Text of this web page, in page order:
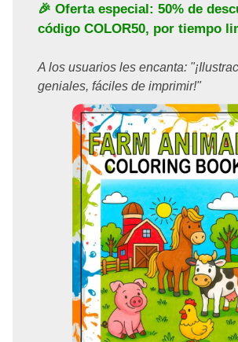
🎉 Oferta especial: 50% de
código COLOR50, por tiempo
A los usuarios les encanta:
geniales, fáciles de imprimir!"